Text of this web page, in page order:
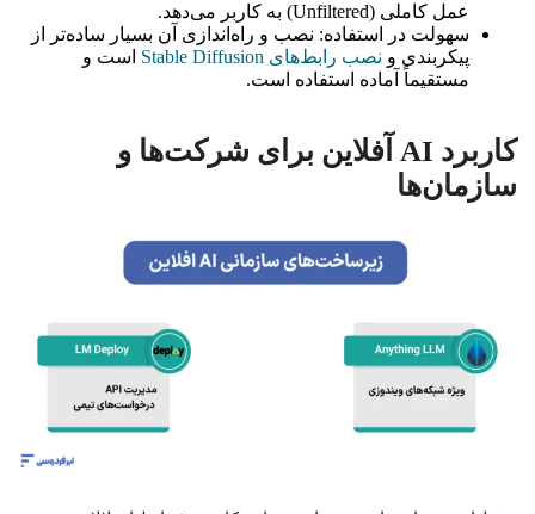
عمل کاملی (Unfiltered) به کاربر می‌دهد.
سهولت در استفاده: نصب و راه‌اندازی آن بسیار ساده‌تر از
پیکربندی و نصب رابط‌های Stable Diffusion
است و
مستقیماً آماده استفاده است.
کاربرد AI آفلاین برای شرکت‌ها و
سازمان‌ها